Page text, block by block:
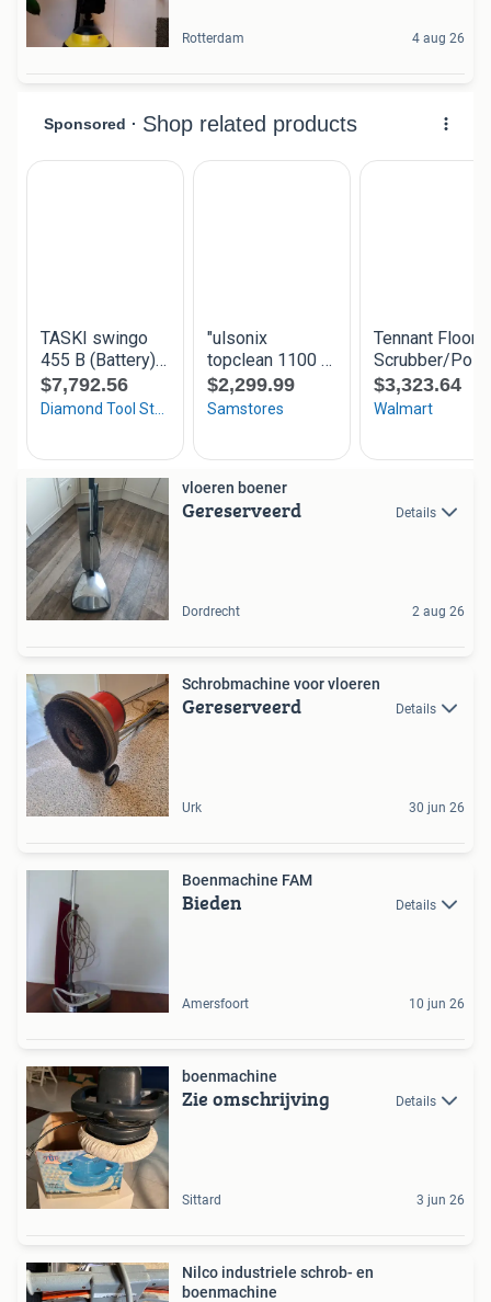
Rotterdam 4 aug 26
vloeren boener
Gereserveerd Details
Dordrecht 2 aug 26
Schrobmachine voor vloeren
Gereserveerd Details
Urk 30 jun 26
Boenmachine FAM
Bieden Details
Amersfoort 10 jun 26
boenmachine
Zie omschrijving Details
Sittard 3 jun 26
Nilco industriele schrob- en
boenmachine